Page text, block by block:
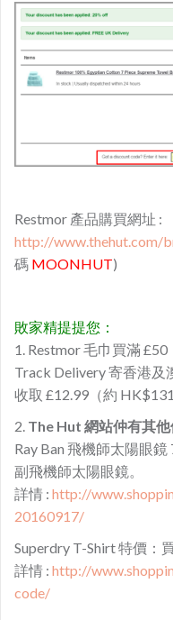
Restmor 產品購買網址 :
http://www.thehut.com/
碼 MOONHUT)
敗家精提提您：
1. Restmor 毛巾買滿
Track Delivery 寄香港
收取 £12.99（約
2. The Hut 網站仲有其他
​Ray Ban 飛機師太陽眼
副飛機師太陽眼鏡。
詳情 : http://
20160917/
Superdry T-Shirt 特價：
詳情 : http://
code/